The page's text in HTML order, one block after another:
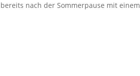
nach der Sommerpause mit einem